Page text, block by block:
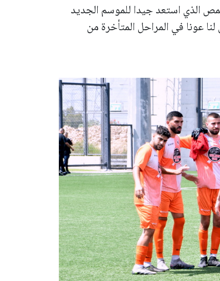
الذي استعد جيدا للموسم الجديد
عونا في المراحل المتأخرة من